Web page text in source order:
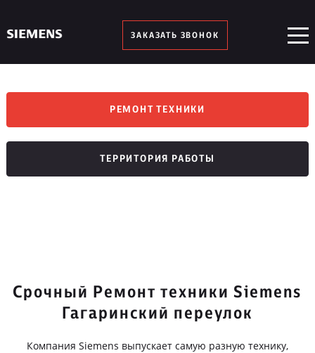
ЗАКАЗАТЬ ЗВОНОК
РЕМОНТ ТЕХНИКИ
ТЕРРИТОРИЯ РАБОТЫ
Срочный Ремонт техники Siemens
Гагаринский переулок
Компания Siemens выпускает самую разную технику,